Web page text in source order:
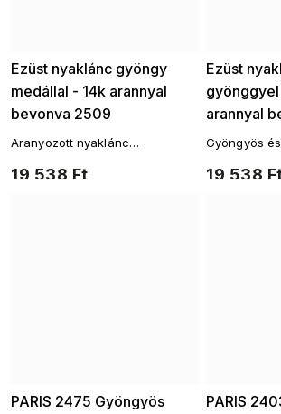
Ezüst nyaklánc gyöngy
medállal - 14k arannyal
bevonva 2509
19 538 Ft
Aranyozott nyaklánc
elegáns és nőies megjelenésért.
Ezüst
arannyal
19 538
Gyöngyös
nőies
PARIS 2475 Gyöngyös
PARIS